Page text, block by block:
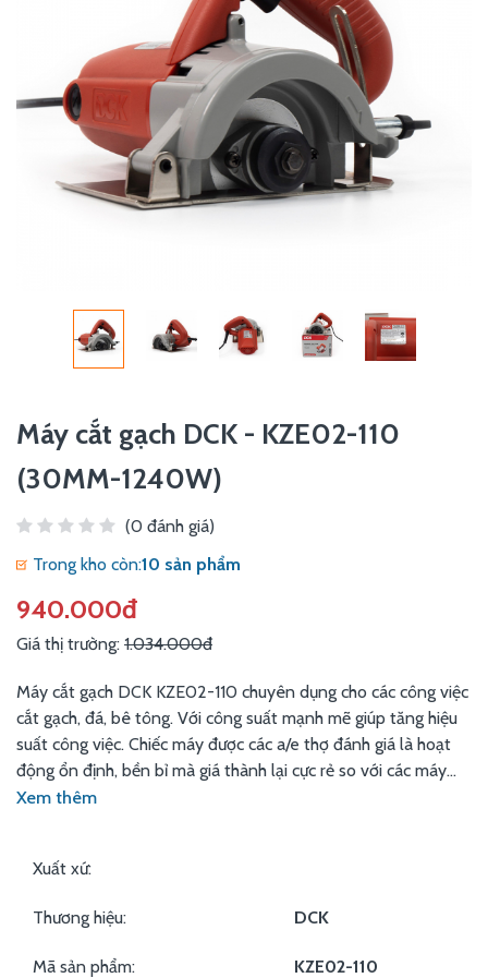
Máy cắt gạch DCK - KZE02-110
(30MM-1240W)
(0 đánh giá)
Trong kho còn:10 sản phẩm
940.000đ
Giá thị trường: 1.034.000đ
Máy cắt gạch DCK KZE02-110 chuyên dụng cho các công việc
cắt gạch, đá, bê tông. Với công suất mạnh mẽ giúp tăng hiệu
suất công việc. Chiếc máy được các a/e thợ đánh giá là hoạt
động ổn định, bền bỉ mà giá thành lại cực rẻ so với các máy
cắt gạch cùng công suất
Xem thêm
Xuất xứ:
Thương hiệu: DCK
Mã sản phẩm: KZE02-110